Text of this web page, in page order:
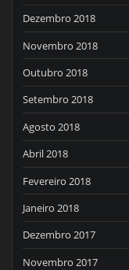
Dezembro 2018
Novembro 2018
Outubro 2018
Setembro 2018
Agosto 2018
Abril 2018
Fevereiro 2018
Janeiro 2018
Dezembro 2017
Novembro 2017